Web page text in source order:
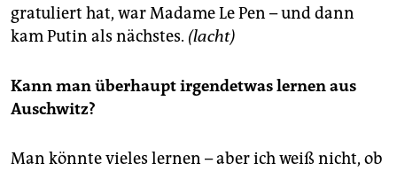
gratuliert hat, war Madame Le Pen – und dann
kam Putin als nächstes. (lacht)
Kann man überhaupt irgendetwas lernen aus
Auschwitz?
Man könnte vieles lernen – aber ich weiß nicht, ob